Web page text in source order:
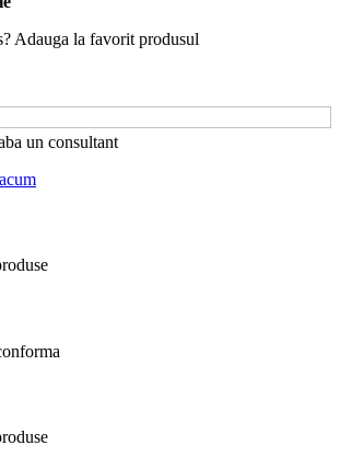
Adauga la favorit produsul
un consultant